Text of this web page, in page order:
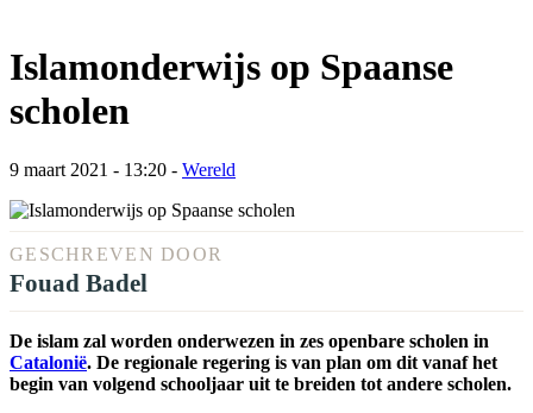
Islamonderwijs op Spaanse
scholen
9 maart 2021 - 13:20 - Wereld
GESCHREVEN DOOR
Fouad Badel
De islam zal worden onderwezen in zes openbare scholen in
Catalonië. De regionale regering is van plan om dit vanaf het
begin van volgend schooljaar uit te breiden tot andere scholen.